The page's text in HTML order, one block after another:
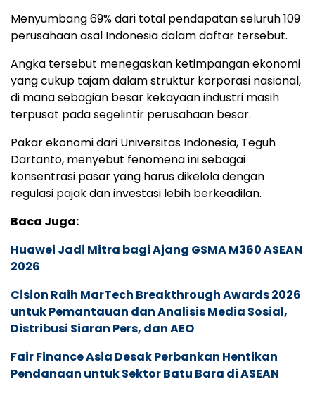
Menyumbang 69% dari total pendapatan seluruh 109
perusahaan asal Indonesia dalam daftar tersebut.
Angka tersebut menegaskan ketimpangan ekonomi
yang cukup tajam dalam struktur korporasi nasional,
di mana sebagian besar kekayaan industri masih
terpusat pada segelintir perusahaan besar.
Pakar ekonomi dari Universitas Indonesia, Teguh
Dartanto, menyebut fenomena ini sebagai
konsentrasi pasar yang harus dikelola dengan
regulasi pajak dan investasi lebih berkeadilan.
Baca Juga:
Huawei Jadi Mitra bagi Ajang GSMA M360 ASEAN
2026
Cision Raih MarTech Breakthrough Awards 2026
untuk Pemantauan dan Analisis Media Sosial,
Distribusi Siaran Pers, dan AEO
Fair Finance Asia Desak Perbankan Hentikan
Pendanaan untuk Sektor Batu Bara di ASEAN